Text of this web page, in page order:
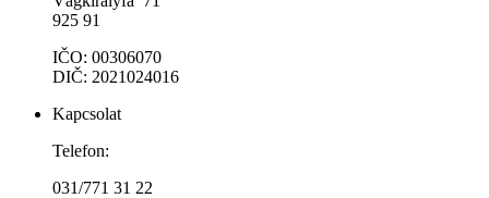
925 91
IČO: 00306070
DIČ: 2021024016
Kapcsolat
Telefon:
031/771 31 22